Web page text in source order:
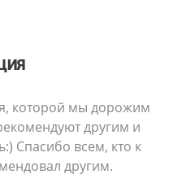
которой мы дорожим
другим и
Спасибо всем, кто к
другим.